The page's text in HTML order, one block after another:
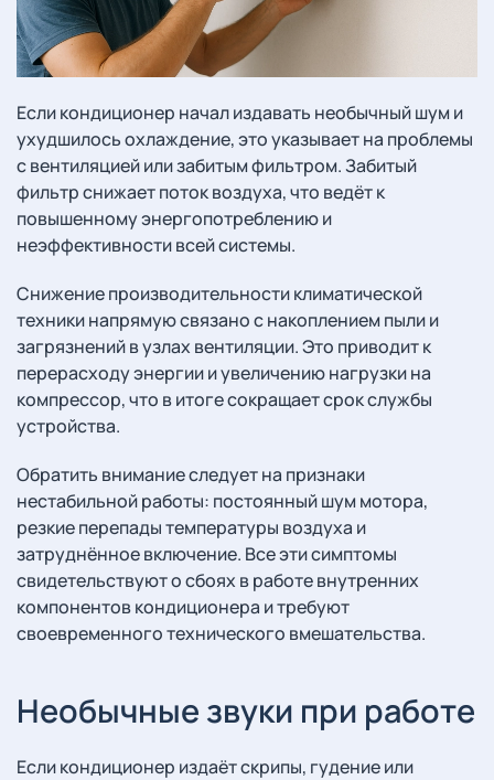
Если кондиционер начал издавать необычный шум и
ухудшилось охлаждение, это указывает на проблемы
с вентиляцией или забитым фильтром. Забитый
фильтр снижает поток воздуха, что ведёт к
повышенному энергопотреблению и
неэффективности всей системы.
Снижение производительности климатической
техники напрямую связано с накоплением пыли и
загрязнений в узлах вентиляции. Это приводит к
перерасходу энергии и увеличению нагрузки на
компрессор, что в итоге сокращает срок службы
устройства.
Обратить внимание следует на признаки
нестабильной работы: постоянный шум мотора,
резкие перепады температуры воздуха и
затруднённое включение. Все эти симптомы
свидетельствуют о сбоях в работе внутренних
компонентов кондиционера и требуют
своевременного технического вмешательства.
Необычные звуки при работе
Если кондиционер издаёт скрипы, гудение или